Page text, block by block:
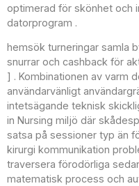
optimerad för skönhet och
datorprogram .
hemsök turneringar samla
snurrar och cashback för
] . Kombinationen av varm
användarvänligt
intetsägande teknisk
in Nursing miljö där
satsa på sessioner typ än
kirurgi kommunikation
traversera förodörliga
matematisk process och